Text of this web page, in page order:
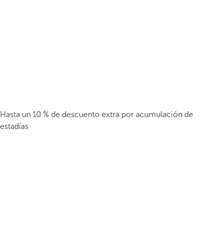
Hasta un 10 % de descuento extra por acumulación de
estadías